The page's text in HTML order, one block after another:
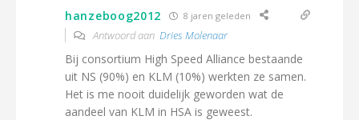
hanzeboog2012 8 jaren geleden
Antwoord aan Dries Molenaar
Bij consortium High Speed Alliance bestaande
uit NS (90%) en KLM (10%) werkten ze samen.
Het is me nooit duidelijk geworden wat de
aandeel van KLM in HSA is geweest.